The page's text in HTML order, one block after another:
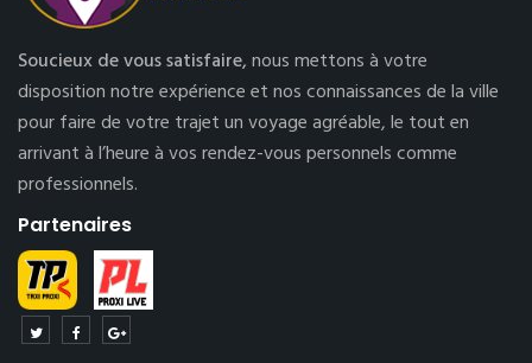
Soucieux de vous satisfaire,nous mettons à votre
disposition notre expérience et nos connaissances de la ville
pour faire de votre trajet un voyage agréable, le tout en
arrivant à l’heure à vos rendez-vous personnels comme
professionnels.
Partenaires